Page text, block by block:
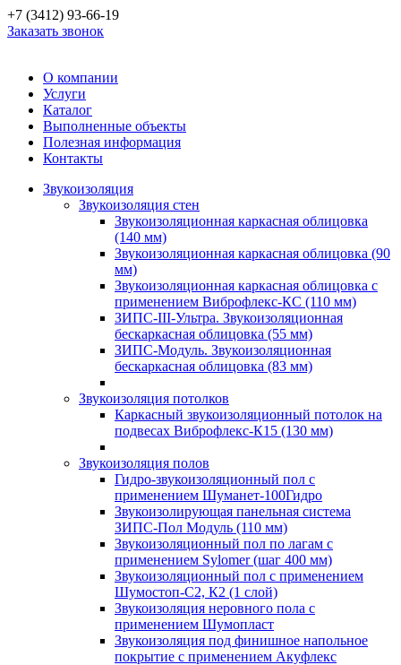
+7 (3412) 93-66-19
Заказать звонок
О компании
Услуги
Каталог
Выполненные объекты
Полезная информация
Контакты
Звукоизоляция
Звукоизоляция стен
Звукоизоляционная каркасная облицовка
(140 мм)
Звукоизоляционная каркасная облицовка (90
мм)
Звукоизоляционная каркасная облицовка с
применением Виброфлекс-КС (110 мм)
ЗИПС-III-Ультра. Звукоизоляционная
бескаркасная облицовка (55 мм)
ЗИПС-Модуль. Звукоизоляционная
бескаркасная облицовка (83 мм)
Звукоизоляция потолков
Каркасный звукоизоляционный потолок на
подвесах Виброфлекс-К15 (130 мм)
Звукоизоляция полов
Гидро-звукоизоляционный пол с
применением Шуманет-100Гидро
Звукоизолирующая панельная система
ЗИПС-Пол Модуль (110 мм)
Звукоизоляционный пол по лагам с
применением Sylomer (шаг 400 мм)
Звукоизоляционный пол с применением
Шумостоп-С2, К2 (1 слой)
Звукоизоляция неровного пола с
применением Шумопласт
Звукоизоляция под финишное напольное
покрытие с применением Акуфлекс